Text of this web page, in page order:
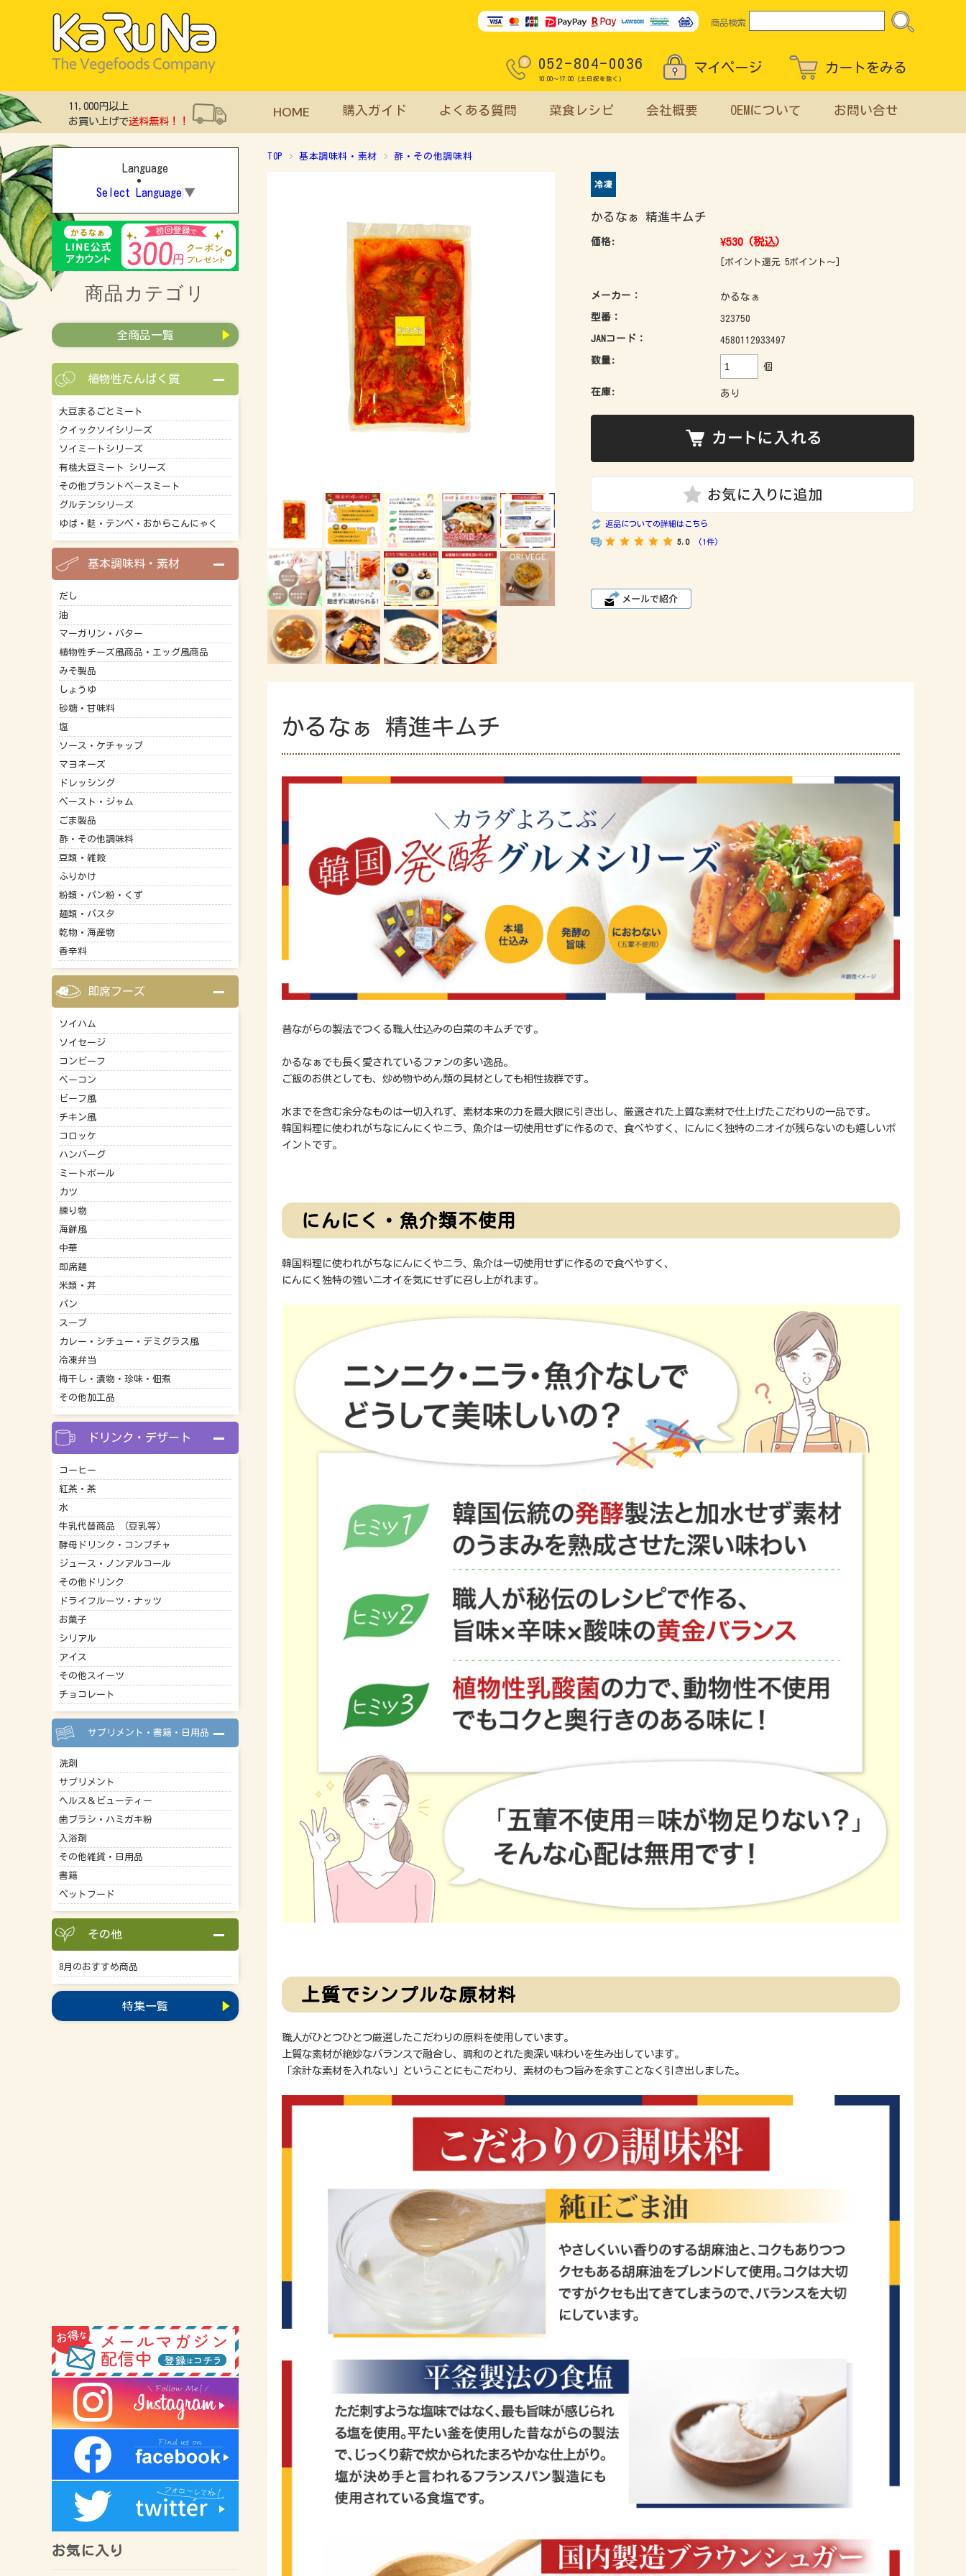
商品検索
052-804-0036
10:00～17:00（土日祝を除く）
マイページ カートをみる
11,000円以上
お買い上げで送料無料！！
HOME 購入ガイド よくある質問 菜食レシピ 会社概要 OEMについて お問い合せ
TOP 基本調味料・素材 酢・その他調味料
かるなぁ 精進キムチ
価格: ¥530 (税込)
[ポイント還元 5ポイント～]
メーカー：
かるなぁ
型番：
323750
JANコード：
4580112933497
数量:
個
在庫: あり
返品についての詳細はこちら
5.0 (1件)
かるなぁ 精進キムチ
昔ながらの製法でつくる職人仕込みの白菜のキムチです。
かるなぁでも長く愛されているファンの多い逸品。
ご飯のお供としても、炒め物やめん類の具材としても相性抜群です。
水までを含む余分なものは一切入れず、素材本来の力を最大限に引き出し、厳選された上質な素材で仕上げたこだわりの一品です。
韓国料理に使われがちなにんにくやニラ、魚介は一切使用せずに作るので、食べやすく、にんにく独特のニオイが残らないのも嬉しいポ
イントです。
にんにく・魚介類不使用
韓国料理に使われがちなにんにくやニラ、魚介は一切使用せずに作るので食べやすく、
にんにく独特の強いニオイを気にせずに召し上がれます。
上質でシンプルな原材料
職人がひとつひとつ厳選したこだわりの原料を使用しています。
上質な素材が絶妙なバランスで融合し、調和のとれた奥深い味わいを生み出しています。
「余計な素材を入れない」ということにもこだわり、素材のもつ旨みを余すことなく引き出しました。
Language
Select Language ▼
商品カテゴリ
全商品一覧
植物性たんぱく質
大豆まるごとミート
クイックソイシリーズ
ソイミートシリーズ
有機大豆ミート シリーズ
その他プラントベースミート
グルテンシリーズ
ゆば・麩・テンペ・おからこんにゃく
基本調味料・素材
だし
油
マーガリン・バター
植物性チーズ風商品・エッグ風商品
みそ製品
しょうゆ
砂糖・甘味料
塩
ソース・ケチャップ
マヨネーズ
ドレッシング
ペースト・ジャム
ごま製品
酢・その他調味料
豆類・雑穀
ふりかけ
粉類・パン粉・くず
麺類・パスタ
乾物・海産物
香辛料
即席フーズ
ソイハム
ソイセージ
コンビーフ
ベーコン
ビーフ風
チキン風
コロッケ
ハンバーグ
ミートボール
カツ
練り物
海鮮風
中華
即席麺
米類・丼
パン
スープ
カレー・シチュー・デミグラス風
冷凍弁当
梅干し・漬物・珍味・佃煮
その他加工品
ドリンク・デザート
コーヒー
紅茶・茶
水
牛乳代替商品 （豆乳等）
酵母ドリンク・コンブチャ
ジュース・ノンアルコール
その他ドリンク
ドライフルーツ・ナッツ
お菓子
シリアル
アイス
その他スイーツ
チョコレート
サプリメント・書籍・日用品
洗剤
サプリメント
ヘルス＆ビューティー
歯ブラシ・ハミガキ粉
入浴剤
その他雑貨・日用品
書籍
ペットフード
その他
8月のおすすめ商品
特集一覧
お気に入り